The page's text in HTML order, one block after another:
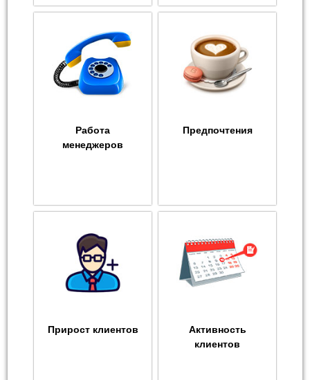
Работа
менеджеров
Предпочтения
Прирост клиентов
Активность
клиентов